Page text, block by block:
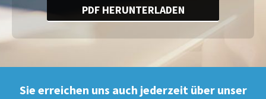
PDF HERUNTERLADEN
Sie erreichen uns auch jederzeit über unser